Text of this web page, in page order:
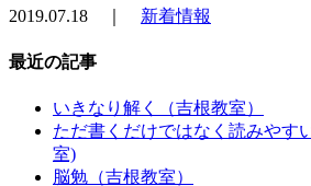
2019.07.18 ｜ 新着情報
最近の記事
いきなり解く（吉根教室）
ただ書くだけではなく読みやす
室)
脳勉（吉根教室）